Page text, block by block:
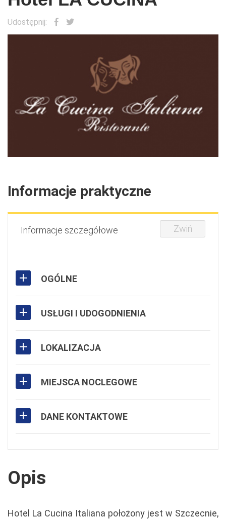
Udostępnij:
Informacje praktyczne
Informacje szczegółowe Zwiń
OGÓLNE
USŁUGI I UDOGODNIENIA
LOKALIZACJA
MIEJSCA NOCLEGOWE
DANE KONTAKTOWE
Opis
Hotel La Cucina Italiana położony jest w Szczecnie,